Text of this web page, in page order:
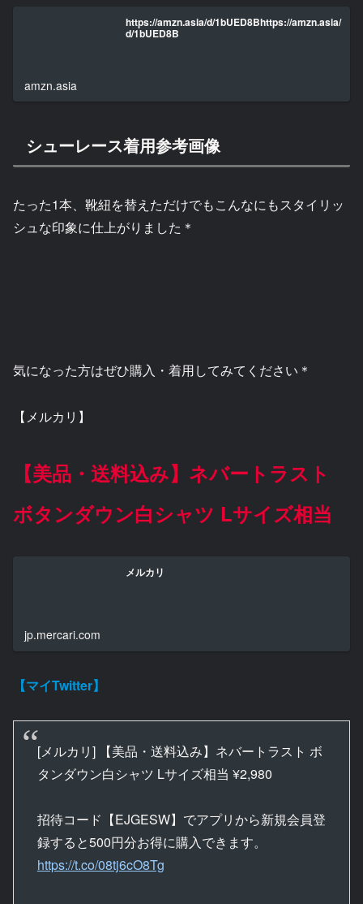
https://amzn.asia/d/1bUED8Bhttps://amzn.asia/
d/1bUED8B
amzn.asia
シューレース着用参考画像
たった1本、靴紐を替えただけでもこんなにもスタイリッ
シュな印象に仕上がりました＊
気になった方はぜひ購入・着用してみてください＊
【メルカリ】
【美品・送料込み】ネバートラスト
ボタンダウン白シャツ Lサイズ相当
メルカリ
jp.mercari.com
【マイTwitter】
[メルカリ] 【美品・送料込み】ネバートラスト ボ
タンダウン白シャツ Lサイズ相当 ¥2,980
招待コード【EJGESW】でアプリから新規会員登
録すると500円分お得に購入できます。
https://t.co/08tj6cO8Tg